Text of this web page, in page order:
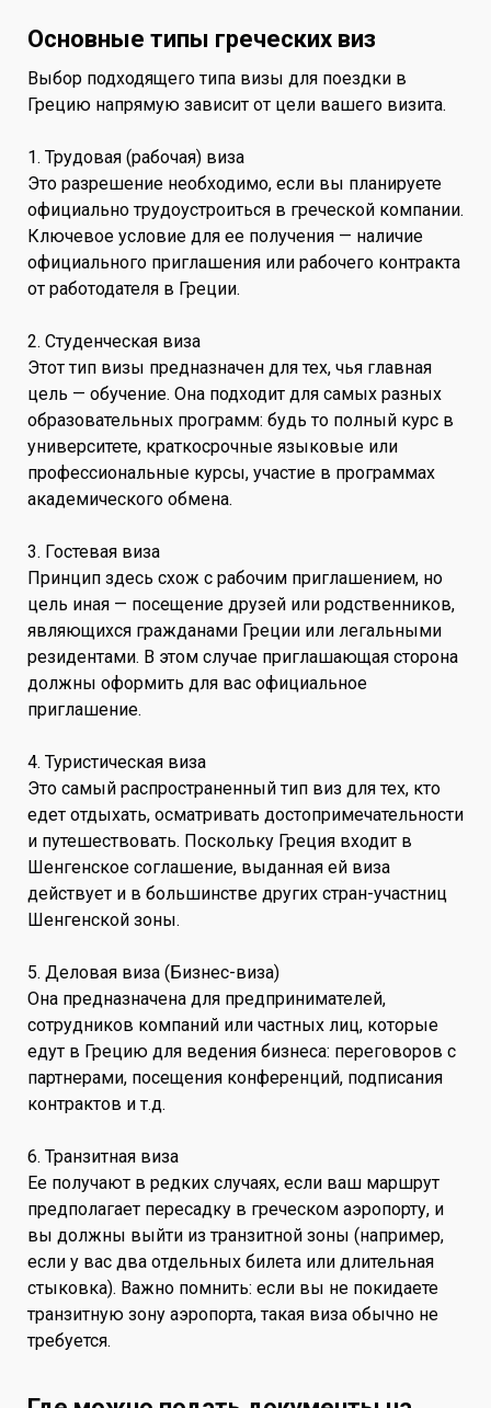
Основные типы греческих виз
Выбор подходящего типа визы для поездки в
Грецию напрямую зависит от цели вашего визита.
1. Трудовая (рабочая) виза
Это разрешение необходимо, если вы планируете
официально трудоустроиться в греческой компании.
Ключевое условие для ее получения — наличие
официального приглашения или рабочего контракта
от работодателя в Греции.
2. Студенческая виза
Этот тип визы предназначен для тех, чья главная
цель — обучение. Она подходит для самых разных
образовательных программ: будь то полный курс в
университете, краткосрочные языковые или
профессиональные курсы, участие в программах
академического обмена.
3. Гостевая виза
Принцип здесь схож с рабочим приглашением, но
цель иная — посещение друзей или родственников,
являющихся гражданами Греции или легальными
резидентами. В этом случае приглашающая сторона
должны оформить для вас официальное
приглашение.
4. Туристическая виза
Это самый распространенный тип виз для тех, кто
едет отдыхать, осматривать достопримечательности
и путешествовать. Поскольку Греция входит в
Шенгенское соглашение, выданная ей виза
действует и в большинстве других стран-участниц
Шенгенской зоны.
5. Деловая виза (Бизнес-виза)
Она предназначена для предпринимателей,
сотрудников компаний или частных лиц, которые
едут в Грецию для ведения бизнеса: переговоров с
партнерами, посещения конференций, подписания
контрактов и т.д.
6. Транзитная виза
Ее получают в редких случаях, если ваш маршрут
предполагает пересадку в греческом аэропорту, и
вы должны выйти из транзитной зоны (например,
если у вас два отдельных билета или длительная
стыковка). Важно помнить: если вы не покидаете
транзитную зону аэропорта, такая виза обычно не
требуется.